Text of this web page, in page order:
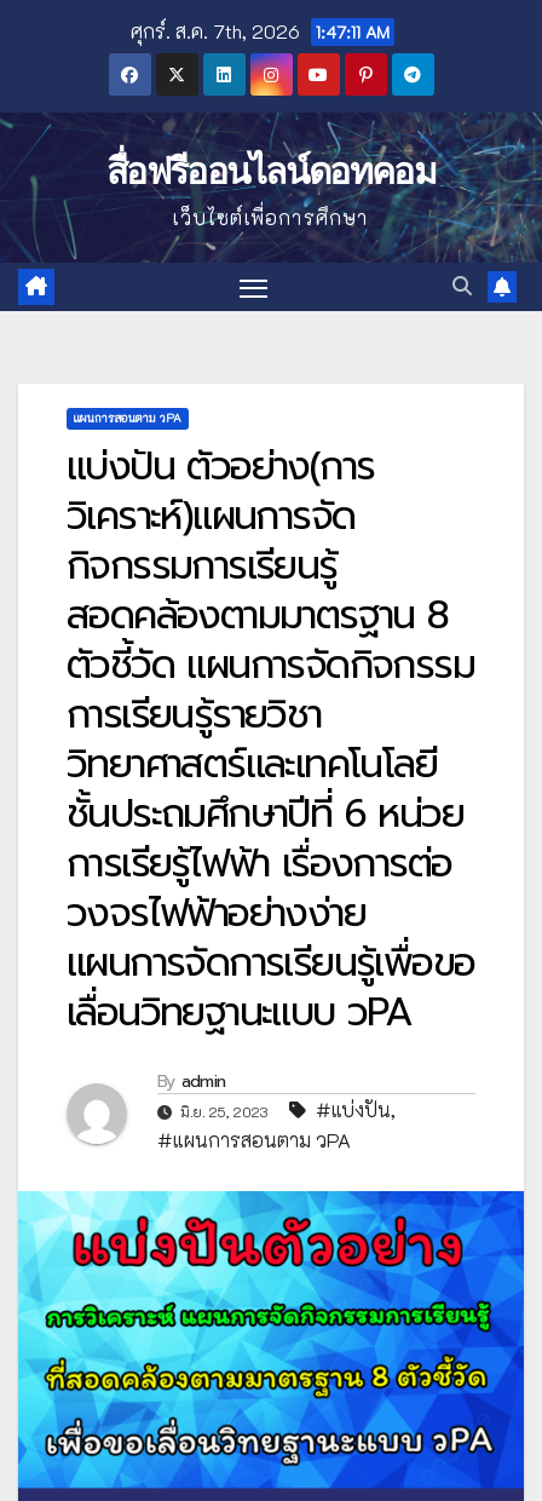
ศุกร์. ส.ค. 7th, 2026 1:47:12 AM
สื่อฟรีออนไลน์ดอทคอม
เว็บไซต์เพื่อการศึกษา
แผนการสอนตาม วPA
แบ่งปัน ตัวอย่าง(การ
วิเคราะห์)แผนการจัด
กิจกรรมการเรียนรู้
สอดคล้องตามมาตรฐาน 8
ตัวชี้วัด แผนการจัดกิจกรรม
การเรียนรู้รายวิชา
วิทยาศาสตร์และเทคโนโลยี
ชั้นประถมศึกษาปีที่ 6 หน่วย
การเรียรู้ไฟฟ้า เรื่องการต่อ
วงจรไฟฟ้าอย่างง่าย
แผนการจัดการเรียนรู้เพื่อขอ
เลื่อนวิทยฐานะแบบ วPA
By admin
มิ.ย. 25, 2023 #แบ่งปัน,
#แผนการสอนตาม วPA